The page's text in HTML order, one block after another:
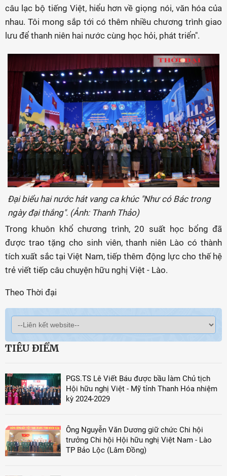
câu lạc bộ tiếng Việt, hiểu hơn về giọng nói, văn hóa của
nhau. Tôi mong sắp tới có thêm nhiều chương trình giao
lưu để thanh niên hai nước cùng học hỏi, phát triển".
Đại biểu hai nước hát vang ca khúc "Như có Bác trong
ngày đại thắng". (Ảnh: Thanh Thảo)
Trong khuôn khổ chương trình, 20 suất học bổng đã
được trao tặng cho sinh viên, thanh niên Lào có thành
tích xuất sắc tại Việt Nam, tiếp thêm động lực cho thế hệ
trẻ viết tiếp câu chuyện hữu nghị Việt - Lào.
Theo Thời đại
TIÊU ĐIỂM
PGS.TS Lê Viết Báu được bầu làm Chủ tịch
Hội hữu nghị Việt - Mỹ tỉnh Thanh Hóa nhiệm
kỳ 2024-2029
Ông Nguyễn Văn Dương giữ chức Chi hội
trưởng Chi hội Hội hữu nghị Việt Nam - Lào
TP Bảo Lộc (Lâm Đồng)